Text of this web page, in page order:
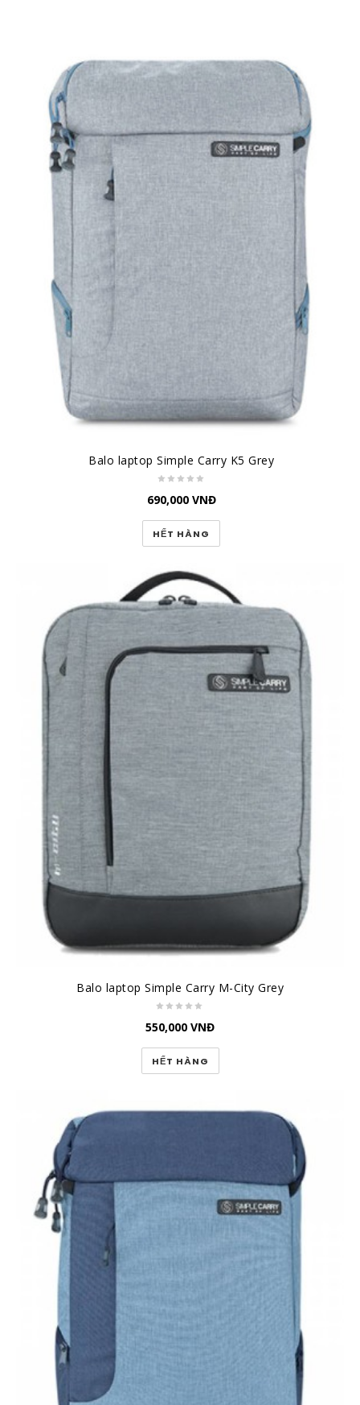
Balo laptop Simple Carry K5 Grey
690,000 VNĐ
HẾT HÀNG
Balo laptop Simple Carry M-City Grey
550,000 VNĐ
HẾT HÀNG